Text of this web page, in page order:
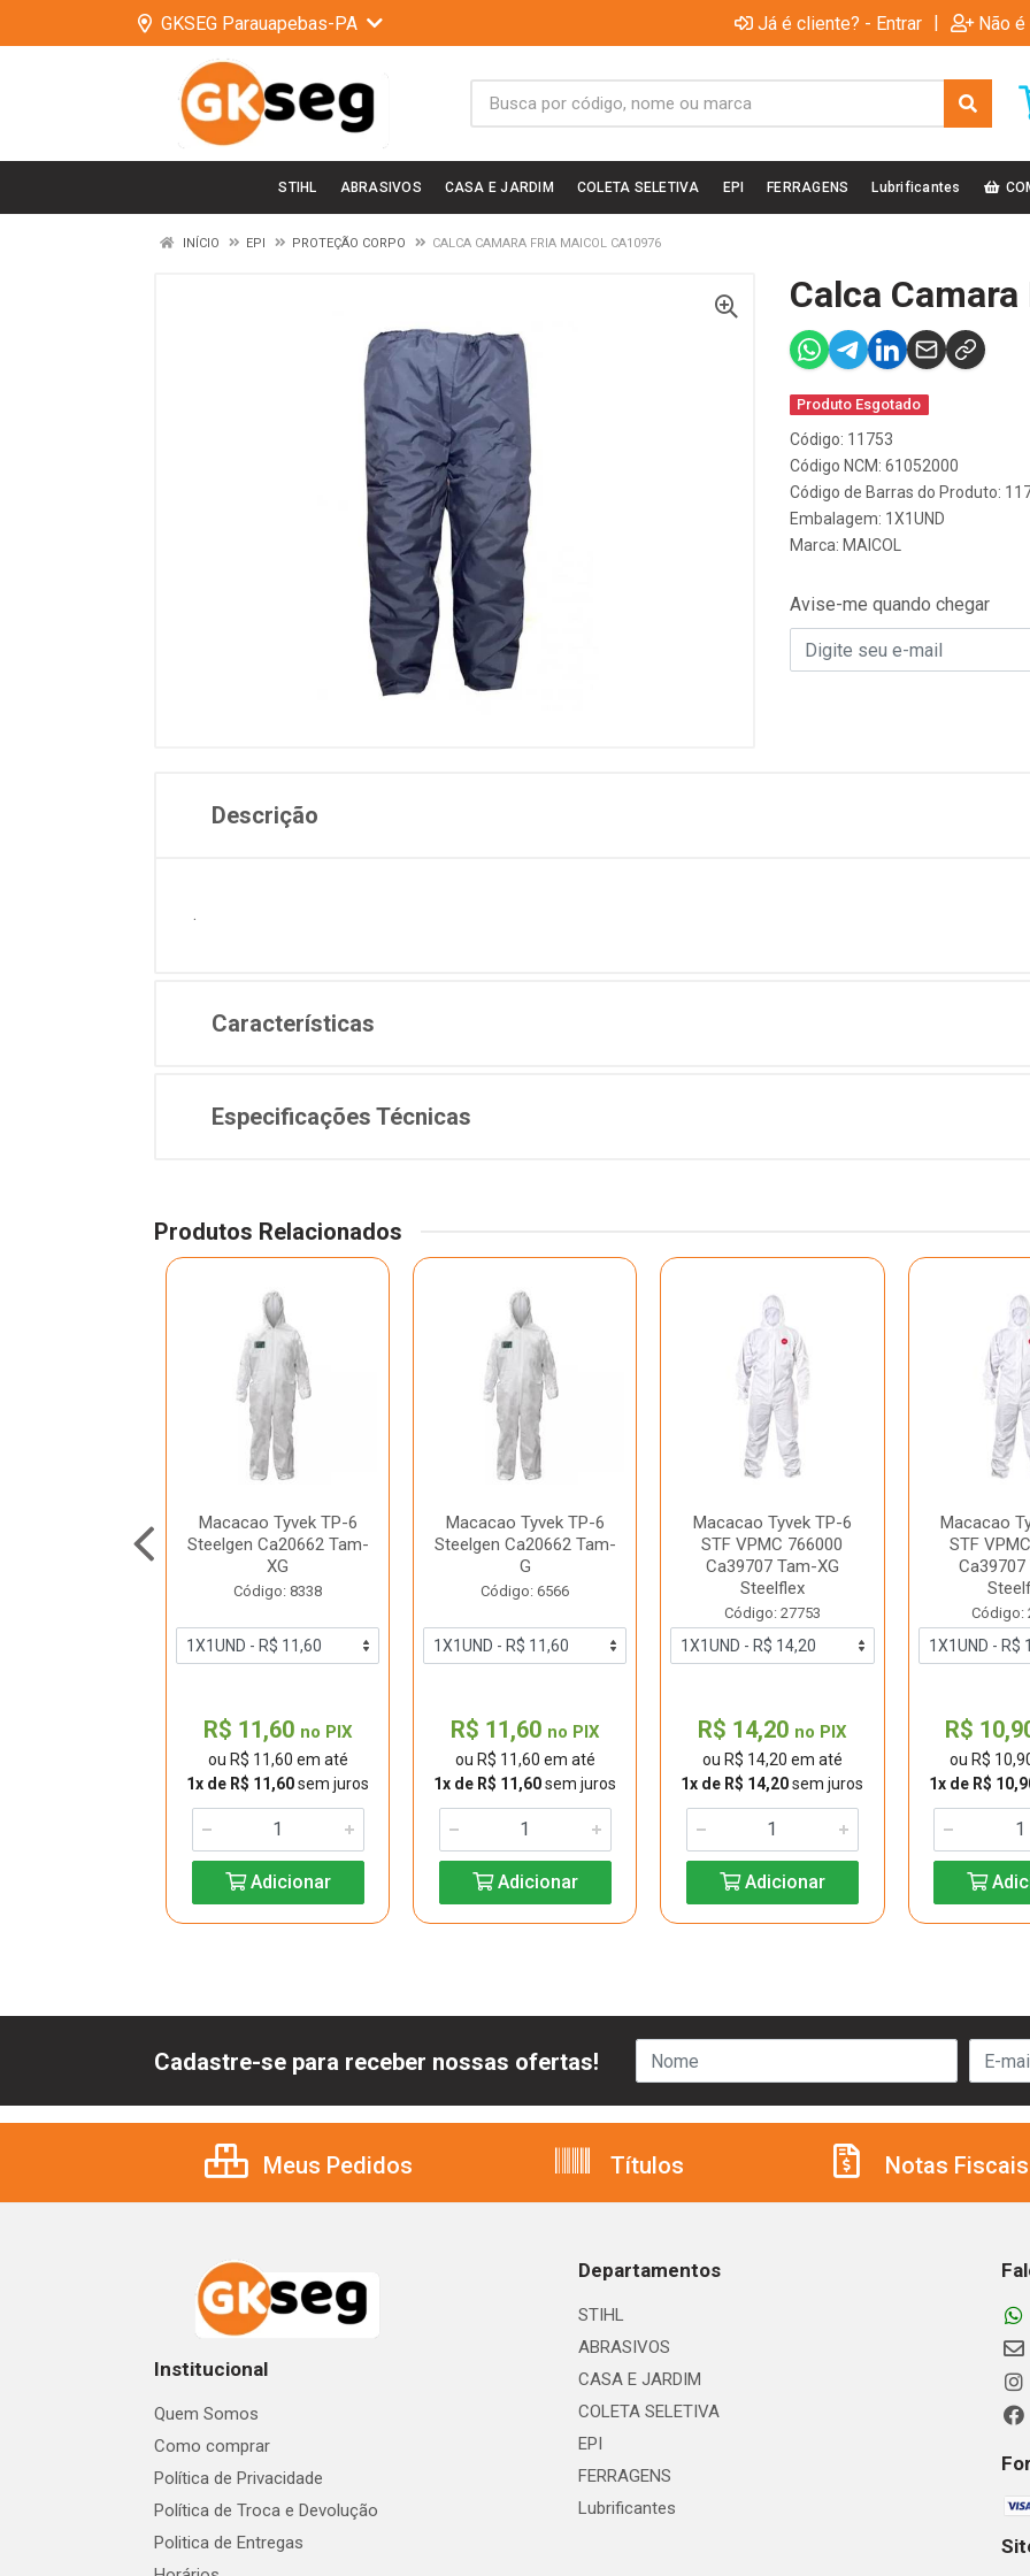
GKSEG Parauapebas-PA Já é cliente? - Entrar | Não
STIHL ABRASIVOS CASA E JARDIM COLETA SELETIVA EPI FERRAGENS Lubrificantes
INÍCIO EPI PROTEÇÃO CORPO CALCA CAMARA FRIA MAICOL CA10976
Calca
Produto Esgotado
Código: 11753
Código NCM: 61052000
Código de Barras do Produto:
Embalagem: 1X1UND
Marca: MAICOL
Avise-me quando chegar
Descrição
.
Características
Especificações Técnicas
Produtos Relacionados
Macacao Tyvek TP-6
Steelgen Ca20662 Tam-
XG
Código: 8338
R$ 11,60 no PIX
ou R$ 11,60 em até
1x de R$ 11,60sem juros
Adicionar
Macacao Tyvek TP-6
Steelgen Ca20662 Tam-
G
Código: 6566
R$ 11,60 no PIX
ou R$ 11,60 em até
1x de R$ 11,60sem juros
Adicionar
Macacao Tyvek TP-6
STF VPMC 766000
Ca39707 Tam-XG
Steelflex
Código: 27753
R$ 14,20 no PIX
ou R$ 14,20 em até
1x de R$ 14,20sem juros
Adicionar
Macacao
STF
Ca39707
Código:
R$
ou R$
1x de R$
Cadastre-se para receber nossas ofertas!
Meus Pedidos Títulos Notas Fiscais
Institucional
Quem Somos
Como comprar
Política de Privacidade
Política de Troca e Devolução
Politica de Entregas
Departamentos
STIHL
ABRASIVOS
CASA E JARDIM
COLETA SELETIVA
EPI
FERRAGENS
Lubrificantes